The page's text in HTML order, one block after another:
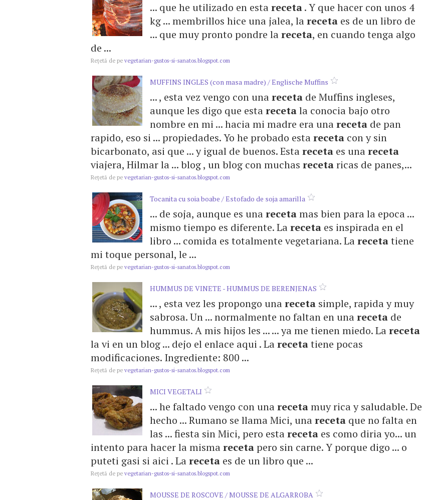
... que he utilizado en estareceta. Y que hacer con unos 4
kg ... membrillos hice una jalea, lareceta es de un libro de
... que muy pronto pondre lareceta, en cuando tenga algo
de ...
Reţetă de pe vegetarian-gustos-si-sanatos.blogspot.com
MUFFINS INGLES (con masa madre) / Englische Muffins
... , esta vez vengo con unareceta de Muffins ingleses,
aunque les digo que estarecetala conocia bajo otro
nombre en mi ... hacia mi madre era unareceta de pan
rapido, eso si ... propiedades. Yo he probado estareceta con y sin
bicarbonato, asi que ... y igual de buenos. Estareceta es unareceta
viajera, Hilmar la ... blog , un blog con muchas recetaricas de panes,...
Reţetă de pe vegetarian-gustos-si-sanatos.blogspot.com
Tocanita cu soia boabe / Estofado de soja amarilla
... de soja, aunque es unarecetamas bien para la epoca ...
mismo tiempo es diferente. Lareceta es inspirada en el
libro ... comida es totalmente vegetariana. Larecetatiene
mi toque personal, le ...
Reţetă de pe vegetarian-gustos-si-sanatos.blogspot.com
HUMMUS DE VINETE - HUMMUS DE BERENJENAS
... , esta vez les propongo unareceta simple, rapida y muy
sabrosa. Un ... normalmente no faltan en unareceta de
hummus. A mis hijos les ... ... ya me tienen miedo. Lareceta
la vi en un blog ... dejo el enlace aqui . Larecetatiene pocas
modificaciones. Ingrediente: 800 ...
Reţetă de pe vegetarian-gustos-si-sanatos.blogspot.com
MICI VEGETALI
... he faltado vengo con unarecetamuy rica y saludable. De
hecho ... Rumano se llama Mici, unareceta que no falta en
las ... fiesta sin Mici, pero estareceta es como diria yo... un
intento para hacer la mismarecetapero sin carne. Y porque digo ... o
puteti gasi si aici . Lareceta es de un libro que ...
Reţetă de pe vegetarian-gustos-si-sanatos.blogspot.com
MOUSSE DE ROSCOVE / MOUSSE DE ALGARROBA